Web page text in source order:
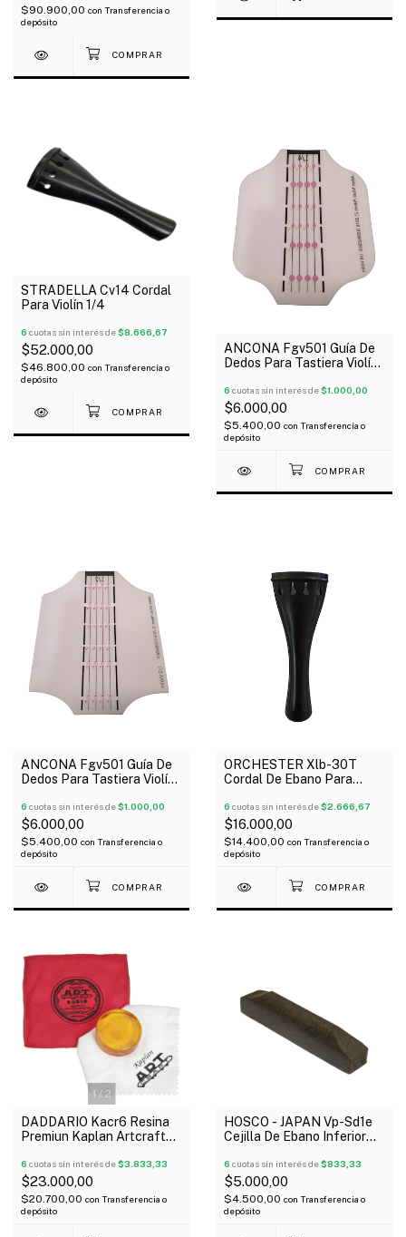
$90.900,00 con Transferencia o
depósito
STRADELLA Cv14 Cordal
Para Violín 1/4
6 cuotas sin interés de$8.666,67
$52.000,00
$46.800,00 con Transferencia o
depósito
ANCONA Fgv501 Guía De
Dedos Para Tastiera Violín
6 cuotas sin interés de$1.000,00
$6.000,00
$5.400,00 con Transferencia o
depósito
ANCONA Fgv501 Guía De
Dedos Para Tastiera Violín
6 cuotas sin interés de$1.000,00
$6.000,00
$5.400,00 con Transferencia o
depósito
ORCHESTER Xlb-30T
Cordal De Ebano Para
6 cuotas sin interés de$2.666,67
$16.000,00
$14.400,00 con Transferencia o
depósito
1 / 2
DADDARIO Kacr6 Resina
Premiun Kaplan Artcraft
6 cuotas sin interés de$3.833,33
$23.000,00
$20.700,00 con Transferencia o
depósito
HOSCO - JAPAN Vp-Sd1e
Cejilla De Ebano Inferior
6 cuotas sin interés de$833,33
$5.000,00
$4.500,00 con Transferencia o
depósito